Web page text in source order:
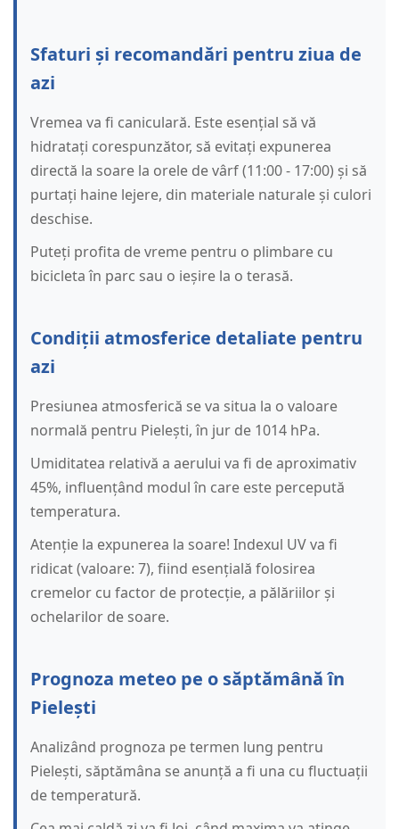
Sfaturi și recomandări pentru ziua de
azi
Vremea va fi caniculară. Este esențial să vă
hidratați corespunzător, să evitați expunerea
directă la soare la orele de vârf (11:00 - 17:00) și să
purtați haine lejere, din materiale naturale și culori
deschise.
Puteți profita de vreme pentru o plimbare cu
bicicleta în parc sau o ieșire la o terasă.
Condiții atmosferice detaliate pentru
azi
Presiunea atmosferică se va situa la o valoare
normală pentru Pielești, în jur de 1014 hPa.
Umiditatea relativă a aerului va fi de aproximativ
45%, influențând modul în care este percepută
temperatura.
Atenție la expunerea la soare! Indexul UV va fi
ridicat (valoare: 7), fiind esențială folosirea
cremelor cu factor de protecție, a pălăriilor și
ochelarilor de soare.
Prognoza meteo pe o săptămână în
Pielești
Analizând prognoza pe termen lung pentru
Pielești, săptămâna se anunță a fi una cu fluctuații
de temperatură.